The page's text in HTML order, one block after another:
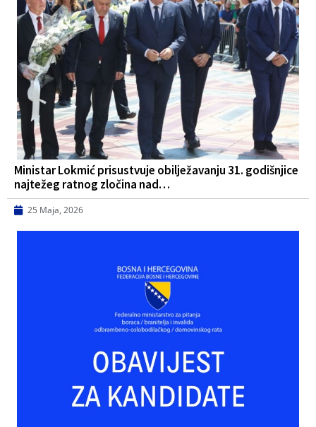
Ministar Lokmić prisustvuje obilježavanju 31. godišnjice
najtežeg ratnog zločina nad…
25 Maja, 2026